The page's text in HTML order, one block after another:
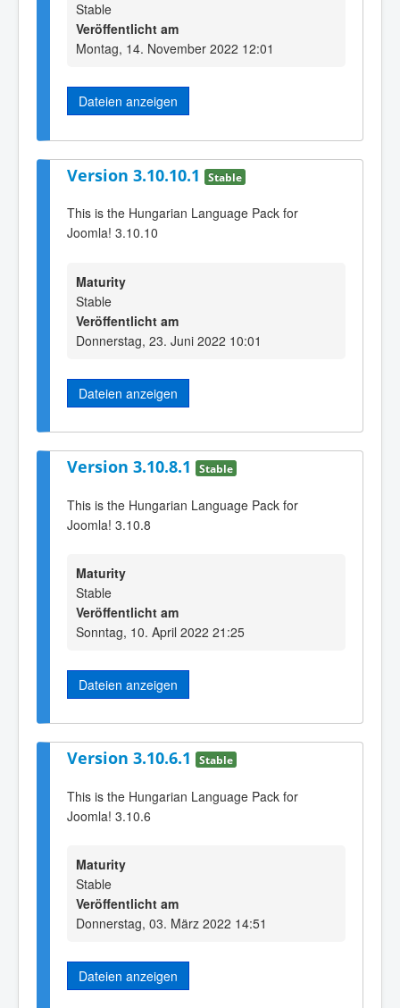
Stable
Veröffentlicht am
Montag, 14. November 2022 12:01
Dateien anzeigen
Version 3.10.10.1 Stable
This is the Hungarian Language Pack for
Joomla! 3.10.10
Maturity
Stable
Veröffentlicht am
Donnerstag, 23. Juni 2022 10:01
Dateien anzeigen
Version 3.10.8.1 Stable
This is the Hungarian Language Pack for
Joomla! 3.10.8
Maturity
Stable
Veröffentlicht am
Sonntag, 10. April 2022 21:25
Dateien anzeigen
Version 3.10.6.1 Stable
This is the Hungarian Language Pack for
Joomla! 3.10.6
Maturity
Stable
Veröffentlicht am
Donnerstag, 03. März 2022 14:51
Dateien anzeigen